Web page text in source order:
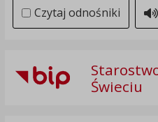
Czytaj odnośniki
Świeciu